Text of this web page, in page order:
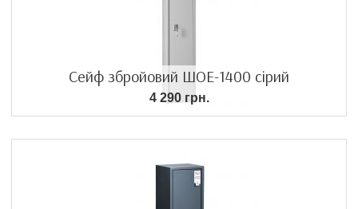
Сейф збройовий ШОЕ-1400 сірий
4 290 грн.